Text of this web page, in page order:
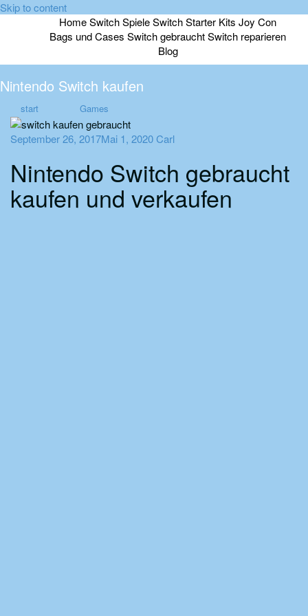
Skip to content
HomeSwitch SpieleSwitch Starter Kits Joy Con
Bags und Cases Switch gebrauchtSwitch reparieren
Blog
Nintendo Switch kaufen
start Games
September 26, 2017Mai 1, 2020 Carl
Nintendo Switch gebraucht
kaufen und verkaufen